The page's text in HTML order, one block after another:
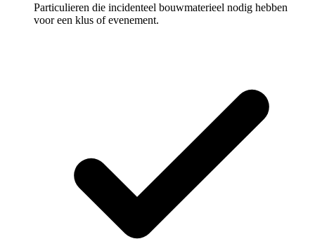
Particulieren die incidenteel bouwmaterieel nodig hebben
voor een klus of evenement.